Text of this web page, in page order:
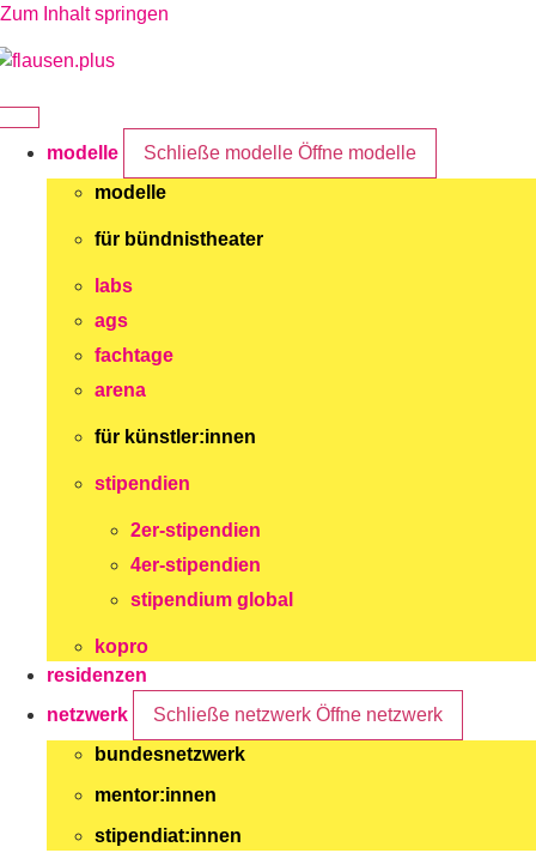
Zum Inhalt springen
modelle Schließe modelle Öffne modelle
modelle
für bündnistheater
labs
ags
fachtage
arena
für künstler:innen
stipendien
2er-stipendien
4er-stipendien
stipendium global
kopro
residenzen
netzwerk
Schließe netzwerk Öffne netzwerk
bundesnetzwerk
mentor:innen
stipendiat:innen